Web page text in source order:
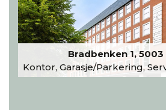
Bradbenken 1,
Kontor, Garasje/Parkering, Serveringslokale/